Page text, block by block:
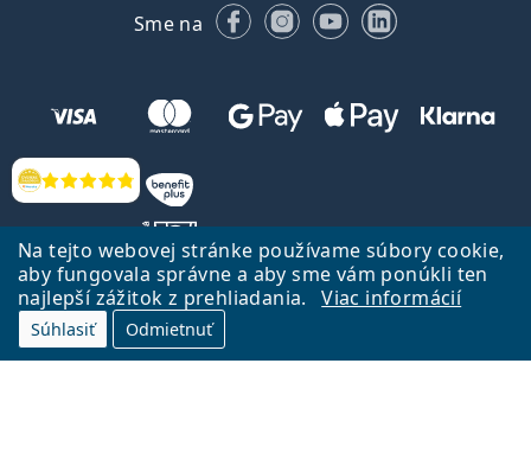
Na tejto webovej stránke používame súbory cookie,
aby fungovala správne a aby sme vám ponúkli ten
najlepší zážitok z prehliadania.
Viac informácií
Súhlasiť Odmietnuť
Hodnotenia
Sme na FacebookuInstagrame
YouTubeLinkedIn
Späť na Úvodnu stránku
Lentiamo.sk vlastní a prevádzkuje spoločnosť Lentiamo s.r.o., Česká